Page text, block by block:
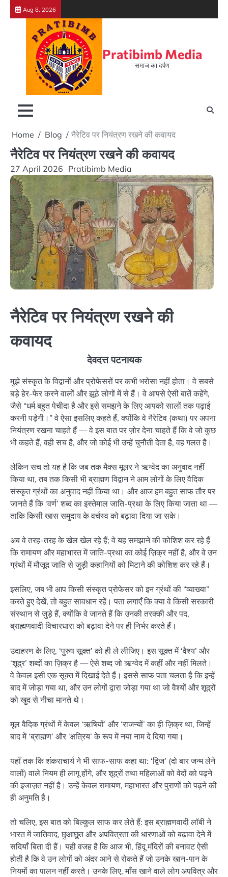
Skip
Aug 8, 2026
Pratibimb Media
समाज का दर्पण
Home Blog नैरेटिव पर नियंत्रण रखने की कवायद
नैरेटिव पर नियंत्रण रखने की कवायद
27 April 2026 Pratibimb Media
नैरेटिव पर नियंत्रण रखने की
कवायद
देवदत्त पटनायक
मुझे संस्कृत के विद्वानों और प्रोफेसरों पर कभी भरोसा नहीं होता। वे सबसे
बड़े हेर-फेर करने वालों और झूठे लोगों में से हैं। वे आपसे ऐसी बातें कहेंगे,
जैसे “धर्म बहुत पेचीदा है और इसे समझने के लिए आपको सालों तक पढ़ाई
करनी पड़ेगी।” वे ऐसा इसलिए कहते हैं, क्योंकि वे नैरेटिव (कथा) पर अपना
नियंत्रण रखना चाहते हैं — वे इस बात पर ज़ोर देना चाहते हैं कि वे जो कुछ
भी कहते हैं, वही सच है, और जो कोई भी उन्हें चुनौती देता है, वह गलत है।
लेकिन सच तो यह है कि जब तक मैक्स मूलर ने ऋग्वेद का अनुवाद नहीं
किया था, तब तक किसी भी ब्राह्मण विद्वान ने आम लोगों के लिए वैदिक
संस्कृत ग्रंथों का अनुवाद नहीं किया था। और आज हम बहुत साफ तौर पर
जानते हैं कि ‘वर्ण’ शब्द का इस्तेमाल जाति-प्रथा के लिए किया जाता था —
ताकि किसी खास समुदाय के वर्चस्व को बढ़ावा दिया जा सके।
अब वे तरह-तरह के खेल खेल रहे हैं; वे यह समझाने की कोशिश कर रहे हैं
कि रामायण और महाभारत में जाति-प्रथा का कोई ज़िक्र नहीं है, और वे उन
ग्रंथों में मौजूद जाति से जुड़ी कहानियों को मिटाने की कोशिश कर रहे हैं।
इसलिए, जब भी आप किसी संस्कृत प्रोफेसर को इन ग्रंथों की “व्याख्या”
करते हुए देखें, तो बहुत सावधान रहें। पता लगाएँ कि क्या वे किसी सरकारी
संस्थान से जुड़े हैं, क्योंकि वे जानते हैं कि उनकी तरक्की और पद,
ब्राह्मणवादी विचारधारा को बढ़ावा देने पर ही निर्भर करते हैं।
उदाहरण के लिए, ‘पुरुष सूक्त’ को ही ले लीजिए। इस सूक्त में ‘वैश्य’ और
‘शूद्र’ शब्दों का ज़िक्र है — ऐसे शब्द जो ऋग्वेद में कहीं और नहीं मिलते।
वे केवल इसी एक सूक्त में दिखाई देते हैं। इससे साफ पता चलता है कि इन्हें
बाद में जोड़ा गया था, और उन लोगों द्वारा जोड़ा गया था जो वैश्यों और शूद्रों
को खुद से नीचा मानते थे।
मूल वैदिक ग्रंथों में केवल ‘ऋषियों’ और ‘राजन्यों’ का ही ज़िक्र था, जिन्हें
बाद में ‘ब्राह्मण’ और ‘क्षत्रिय’ के रूप में नया नाम दे दिया गया।
यहाँ तक कि शंकराचार्य ने भी साफ-साफ कहा था: ‘द्विज’ (दो बार जन्म लेने
वालों) वाले नियम ही लागू होंगे, और शूद्रों तथा महिलाओं को वेदों को पढ़ने
की इजाज़त नहीं है। उन्हें केवल रामायण, महाभारत और पुराणों को पढ़ने की
ही अनुमति है।
तो चलिए, इस बात को बिल्कुल साफ कर लेते हैं: इस ब्राह्मणवादी लॉबी ने
भारत में जातिवाद, छुआछूत और अपवित्रता की धारणाओं को बढ़ावा देने में
सदियाँ बिता दी हैं। यही वजह है कि आज भी, हिंदू मंदिरों की बनावट ऐसी
होती है कि वे उन लोगों को अंदर आने से रोकते हैं जो उनके खान-पान के
नियमों का पालन नहीं करते। उनके लिए, माँस खाने वाले लोग अपवित्र और